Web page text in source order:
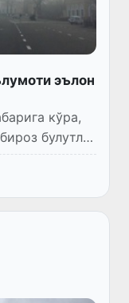
эълон
кўра,
булутли
Баъзи